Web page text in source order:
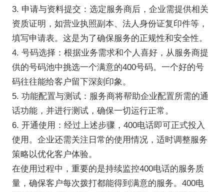
3. 申请与资料提交：选定服务商后，企业需提供相关
资质证明，如营业执照副本、法人身份证复印件等，
填写申请表。这是为了确保服务的正规性和安全性。
4. 号码选择：根据业务需求和个人喜好，从服务商提
供的号码池中挑选一个满意的400号码。一个好的号
码往往能给客户留下深刻印象。
5. 功能配置与测试：服务商将帮助企业配置所需的通
话功能，并进行测试，确保一切运行正常。
6. 开通使用：经过上述步骤，400电话即可正式投入
使用。企业还需关注日常的使用情况，适时调整服务
策略以优化客户体验。
在使用过程中，重要的是持续监控400电话的服务质
量，确保客户每次拨打都能得到满意的服务。400电